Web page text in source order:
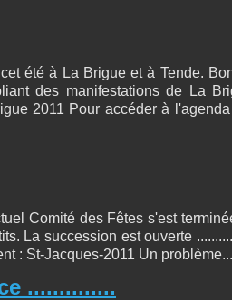
été à La Brigue et à Tende.
des manifestations de La
2011 Pour accéder à
Comité des Fêtes s'est
La succession est ouverte
: St-Jacques-2011 Un problème...
..............